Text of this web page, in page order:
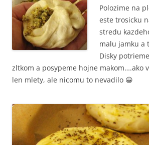
Polozime na
este trosicku
stredu
malu jamku a
Disky
zltkom a posypeme hojne makom….ako
len mlety, ale nicomu to nevadilo 😀